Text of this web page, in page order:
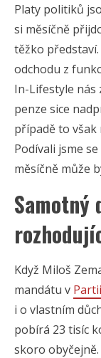
Platy politiků
si měsíčně
těžko
odchodu z
In-Lifestyle nás
penze sice
případě to však
Podívali jsme
měsíčně může
Samotný
Když Miloš
mandátu v
i o vlastním
pobírá 23 tisíc
skoro